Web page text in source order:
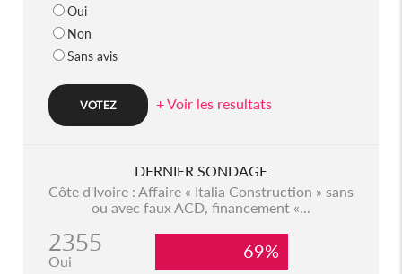
Oui
Non
Sans avis
+ Voir les resultats
DERNIER SONDAGE
Côte d'Ivoire : Affaire « Italia Construction » sans
ou avec faux ACD, financement «...
2355
Oui 69%